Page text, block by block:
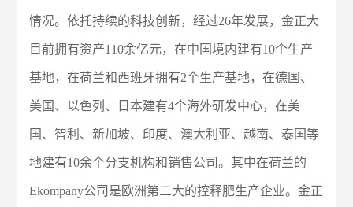
情况。依托持续的科技创新，经过26年发展，金正大
目前拥有资产110余亿元，在中国境内建有10个生产
基地，在荷兰和西班牙拥有2个生产基地，在德国、
美国、以色列、日本建有4个海外研发中心，在美
国、智利、新加坡、印度、澳大利亚、越南、泰国等
地建有10余个分支机构和销售公司。其中在荷兰的
Ekompany公司是欧洲第二大的控释肥生产企业。金正